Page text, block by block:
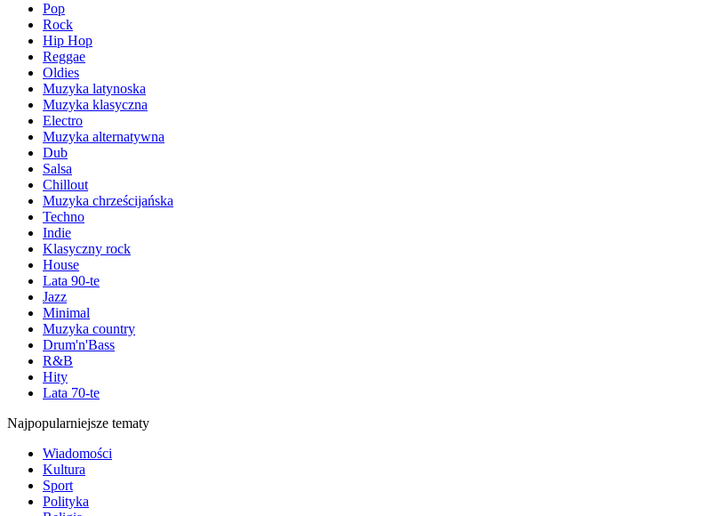
Pop
Rock
Hip Hop
Reggae
Oldies
Muzyka latynoska
Muzyka klasyczna
Electro
Muzyka alternatywna
Dub
Salsa
Chillout
Muzyka chrześcijańska
Techno
Indie
Klasyczny rock
House
Lata 90-te
Jazz
Minimal
Muzyka country
Drum'n'Bass
R&B
Hity
Lata 70-te
Najpopularniejsze tematy
Wiadomości
Kultura
Sport
Polityka